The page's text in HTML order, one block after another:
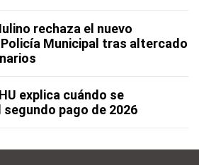
rechaza el nuevo
Municipal tras altercado
explica cuándo se
pago de 2026